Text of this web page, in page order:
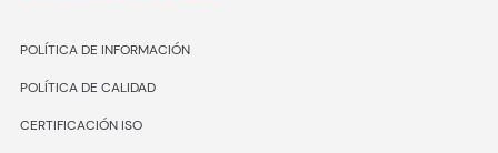
POLÍTICA DE INFORMACIÓN
POLÍTICA DE CALIDAD
CERTIFICACIÓN ISO